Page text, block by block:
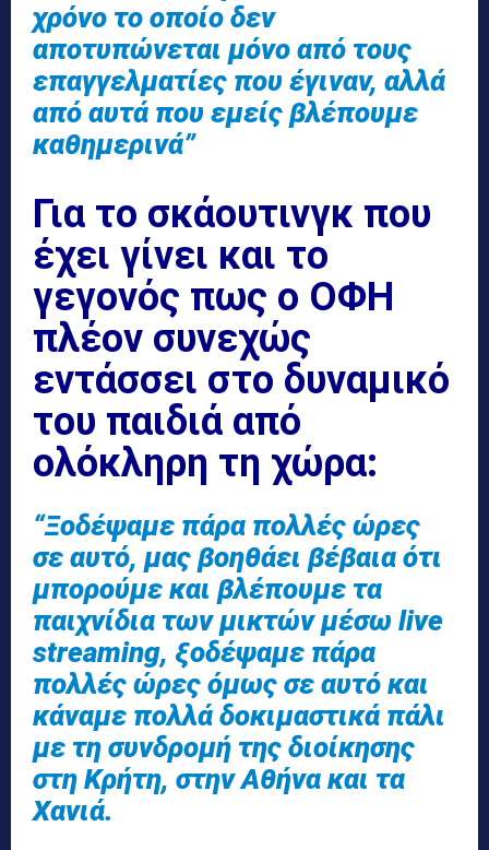
χρόνο το οποίο δεν
αποτυπώνεται μόνο από τους
επαγγελματίες που έγιναν, αλλά
από αυτά που εμείς βλέπουμε
καθημερινά”
Για το σκάουτινγκ που
έχει γίνει και το
γεγονός πως ο ΟΦΗ
πλέον συνεχώς
εντάσσει στο δυναμικό
του παιδιά από
ολόκληρη τη χώρα:
“Ξοδέψαμε πάρα πολλές ώρες
σε αυτό, μας βοηθάει βέβαια ότι
μπορούμε και βλέπουμε τα
παιχνίδια των μικτών μέσω live
streaming, ξοδέψαμε πάρα
πολλές ώρες όμως σε αυτό και
κάναμε πολλά δοκιμαστικά πάλι
με τη συνδρομή της διοίκησης
στη Κρήτη, στην Αθήνα και τα
Χανιά.